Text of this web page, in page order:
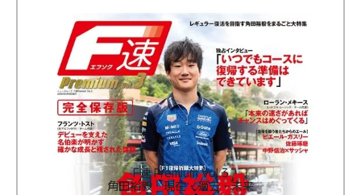
F速 Premium Vol.3
角田裕毅 現在・過去・未来